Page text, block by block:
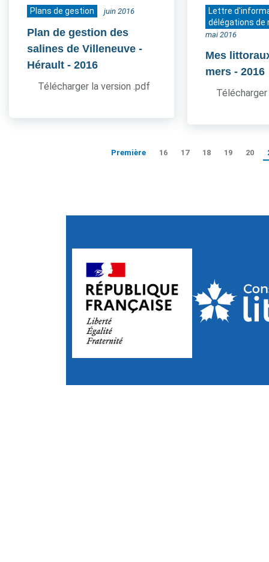
Plans de gestion juin 2016
Plan de gestion des
salines de Villeneuve -
Hérault - 2016
Télécharger la version .pdf
Lettre
délégations de
mai 2016
Mes
mers - 2016
Première 16 17 18 19 20